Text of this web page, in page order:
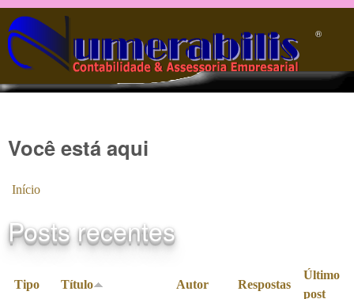
Pular para o conteúdo principal
®️
Você está aqui
Início
Posts recentes
Tipo Título Autor Respostas
Último
post